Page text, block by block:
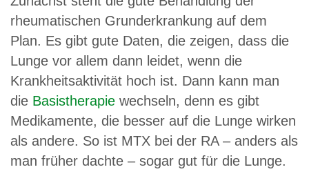
rheumatischen Grunderkrankung auf dem
Plan. Es gibt gute Daten, die zeigen, dass die
Lunge vor allem dann leidet, wenn die
Krankheitsaktivität hoch ist. Dann kann man
die Basistherapie wechseln, denn es gibt
Medikamente, die besser auf die Lunge wirken
als andere. So ist MTX bei der RA – anders als
man früher dachte – sogar gut für die Lunge.